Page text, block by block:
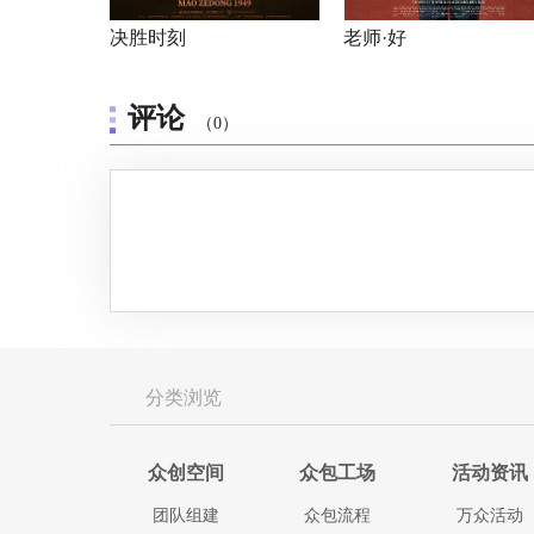
决胜时刻 老师·好
评论 （0）
分类浏览
众创空间
团队组建
众包工场
众包流程
活动资讯
万众活动